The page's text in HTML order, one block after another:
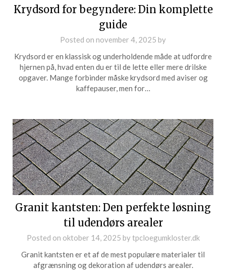
Krydsord for begyndere: Din komplette
guide
Posted on november 4, 2025 by
Krydsord er en klassisk og underholdende måde at udfordre
hjernen på, hvad enten du er til de lette eller mere drilske
opgaver. Mange forbinder måske krydsord med aviser og
kaffepauser, men for…
Granit kantsten: Den perfekte løsning
til udendørs arealer
Posted on oktober 14, 2025 bytpcloegumkloster.dk
Granit kantsten er et af de mest populære materialer til
afgrænsning og dekoration af udendørs arealer.